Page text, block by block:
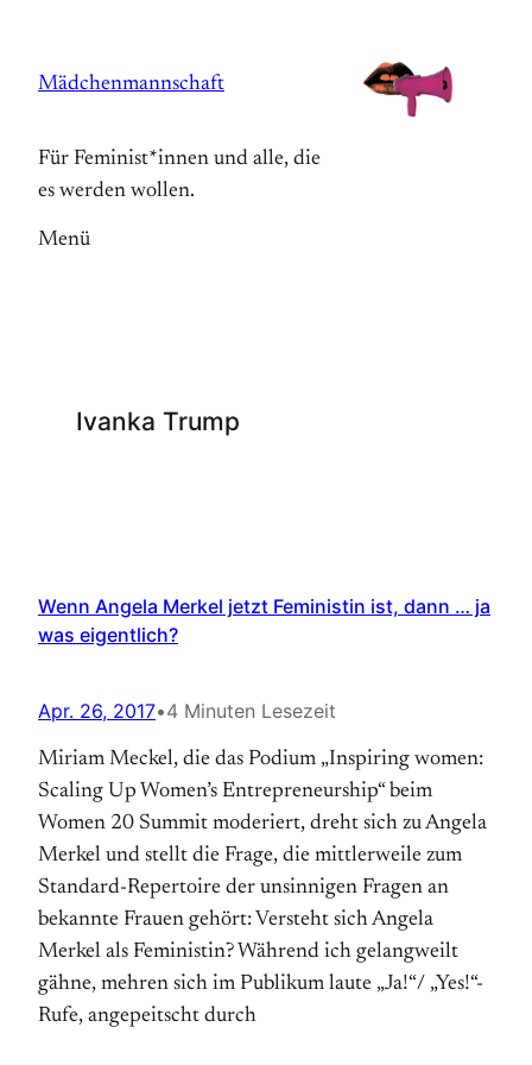
springen
Mädchenmannschaft
Für Feminist*innen und alle, die
es werden wollen.
Menü
Ivanka Trump
Wenn Angela Merkel jetzt Feministin ist, dann … ja
was eigentlich?
Apr. 26, 2017•4 Minuten Lesezeit
Miriam Meckel, die das Podium „Inspiring women:
Scaling Up Women’s Entrepreneurship“ beim
Women 20 Summit moderiert, dreht sich zu Angela
Merkel und stellt die Frage, die mittlerweile zum
Standard-Repertoire der unsinnigen Fragen an
bekannte Frauen gehört: Versteht sich Angela
Merkel als Feministin? Während ich gelangweilt
gähne, mehren sich im Publikum laute „Ja!“/ „Yes!“-
Rufe, angepeitscht durch